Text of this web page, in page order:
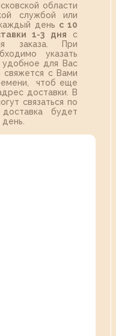
области
службой или
день с 10
1-3 дня с
заказа. При
указать
для Вас
с Вами
чтоб еще
доставки. В
связаться по
будет